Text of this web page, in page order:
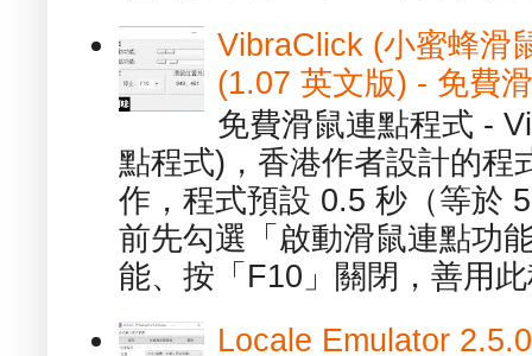
VibraClick (小蜜蜂滑
(1.07 英文版) - 免費
免費滑鼠連點程式 -
點程式)，香港作者設計的程
作，程式預設 0.5 秒（等於
前先勾選「啟動滑鼠連點功
能、按「F10」關閉，善用
Locale Emulator